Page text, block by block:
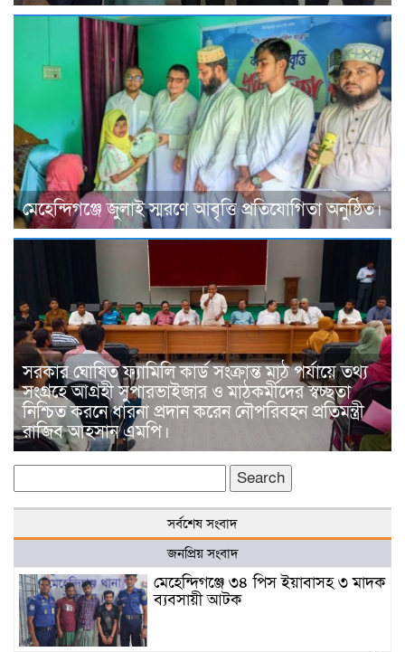
মেহেন্দিগঞ্জে জুলাই স্মরণে আবৃত্তি প্রতিযোগিতা অনুষ্ঠিত।
সরকার ঘোষিত ফ্যামিলি কার্ড সংক্রান্ত মাঠ পর্যায়ে তথ্য
সংগ্রহে আগ্রহী সুপারভাইজার ও মাঠকর্মীদের স্বচ্ছতা
নিশ্চিত করনে ধারনা প্রদান করেন নৌপরিবহন প্রতিমন্ত্রী
রাজিব আহসান এমপি।
for:
সর্বশেষ সংবাদ
জনপ্রিয় সংবাদ
মেহেন্দিগঞ্জে ৩৪ পিস ইয়াবাসহ ৩ মাদক
ব্যবসায়ী আটক